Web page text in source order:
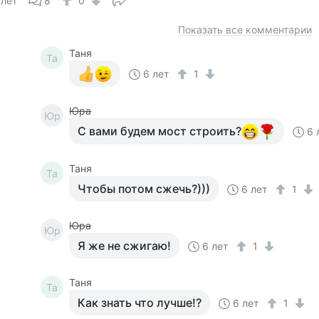
Показать все комментарии
Та
Таня
6 лет
1
Юр Юра
С вами будем мост строить? 6
Та Таня
Чтобы потом сжечь?))) 6 лет 1
Юр Юра
Я же не сжигаю! 6 лет 1
Та Таня
Как знать что лучше!? 6 лет 1